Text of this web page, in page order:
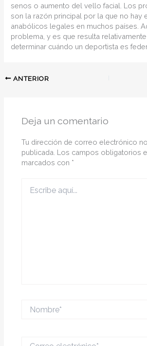
senos o aumento del vello facial. Los
son la razón principal por la que no hay
anabólicos legales en muchos países.
problema, y es que resulta
determinar cuándo un deportista es
ANTERIOR
Deja un comentario
Tu dirección de correo electrónico
publicada. Los campos obligatorios
marcados con *
aquí...